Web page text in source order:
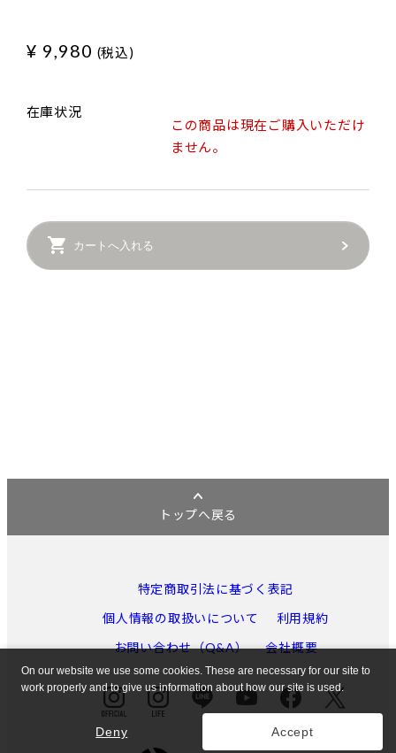
¥ 9,980 (税込)
在庫状況
この商品は現在ご購入いただけ
ません。
カートへ入れる
トップへ戻る
特定商取引法に基づく表記
個人情報の取扱いについて
利用規約
お問い合わせ（Q&A）
会社概要
On our website we use some cookies. These are necessary for our site to
work properly and to give us information about how our site is used.
Deny Accept